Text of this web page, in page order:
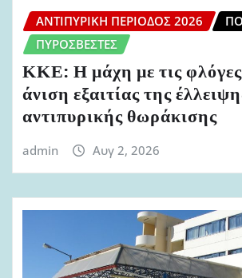
ΑΝΤΙΠΥΡΙΚΉ ΠΕΡΊΟΔΟΣ 2026
ΠΥΡΟΣΒΈΣΤΕΣ
ΚΚΕ: Η μάχη με τις φλόγες
άνιση εξαιτίας της
αντιπυρικής θωράκισης
admin Αυγ 2, 2026